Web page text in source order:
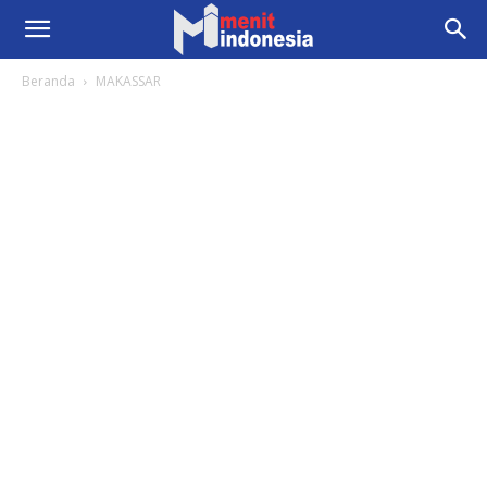
Beranda MAKASSAR